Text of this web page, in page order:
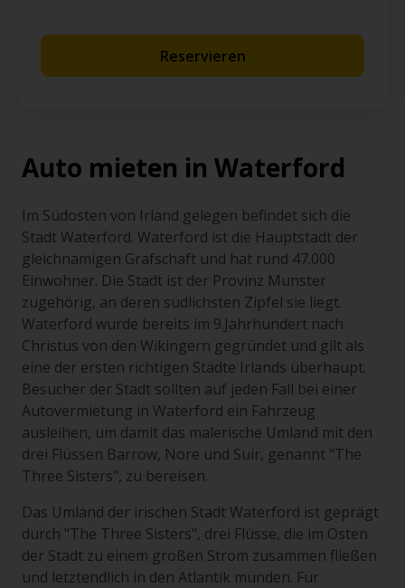
Reservieren
Auto mieten in Waterford
Im Südosten von Irland gelegen befindet sich die
Stadt Waterford. Waterford ist die Hauptstadt der
gleichnamigen Grafschaft und hat rund 47.000
Einwohner. Die Stadt ist der Provinz Munster
zugehörig, an deren südlichsten Zipfel sie liegt.
Waterford wurde bereits im 9.Jahrhundert nach
Christus von den Wikingern gegründet und gilt als
eine der ersten richtigen Städte Irlands überhaupt.
Besucher der Stadt sollten auf jeden Fall bei einer
Autovermietung in Waterford ein Fahrzeug
ausleihen, um damit das malerische Umland mit den
drei Flüssen Barrow, Nore und Suir, genannt "The
Three Sisters", zu bereisen.
Das Umland der irischen Stadt Waterford ist geprägt
durch "The Three Sisters", drei Flüsse, die im Osten
der Stadt zu einem großen Strom zusammen fließen
und letztendlich in den Atlantik münden. Für